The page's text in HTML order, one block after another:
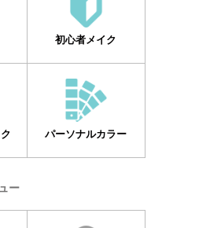
初心者メイク
パーソナルカラー
ー